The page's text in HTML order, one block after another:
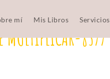
mí Mis Libros Servicios
MULTIPLICAR-8377